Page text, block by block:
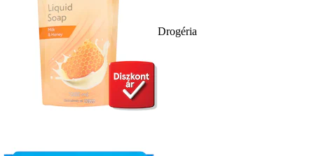
Drogéria